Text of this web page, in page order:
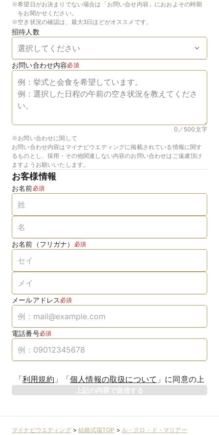
※希望日がお決まりでない場合は「お問い合せ内容」におおよその時期
をお聞かせください。
※空き状況の確認は、最大3日ほどがオススメです。
招待人数
お問い合わせ内容必須
0／500文字
※お問い合わせに関して
お問い合わせ内容はマイナビウエディングに掲載されている情報に関す
るものとし、採用・その他関連しない内容のお問い合わせはご遠慮頂け
ますようお願いいたします。
お客様情報
お名前必須
お名前（フリガナ） 必須
メールアドレス 必須
電話番号必須
「利用規約 」 「個人情報の取扱について 」 に同意の上
上記の内容で送信する
マイナビウエディング>結婚式場TOP > ル・クロ・ド・マリアー